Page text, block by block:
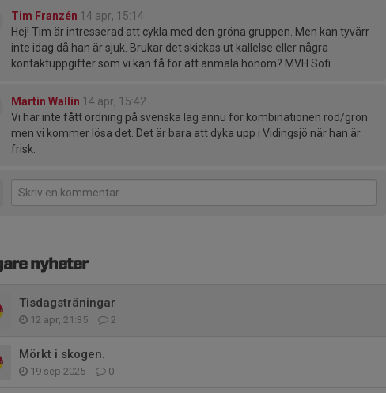
Tim Franzén 14 apr, 15:14
Hej! Tim är intresserad att cykla med den gröna gruppen. Men kan tyvärr
inte idag då han är sjuk. Brukar det skickas ut kallelse eller några
kontaktuppgifter som vi kan få för att anmäla honom? MVH Sofi
Martin Wallin 14 apr, 15:42
Vi har inte fått ordning på svenska lag ännu för kombinationen röd/grön
men vi kommer lösa det. Det är bara att dyka upp i Vidingsjö när han är
frisk.
nyheter
Tisdagsträningar
12 apr, 21:35 2
Mörkt i skogen.
19 sep 2025 0